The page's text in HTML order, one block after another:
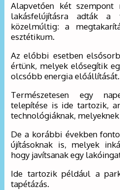
Alapvetően két
lakásfelújításra adták a
közelmúltig: a
esztétikum.
Az előbbi esetben
értünk, melyek elősegítik
olcsóbb energia előállítását.
Természetesen egy
telepítése is ide tartozik,
technológiáknak,
De a korábbi években
újításoknak is, melyek
hogy javítsanak egy
Ide tartozik például a
tapétázás.